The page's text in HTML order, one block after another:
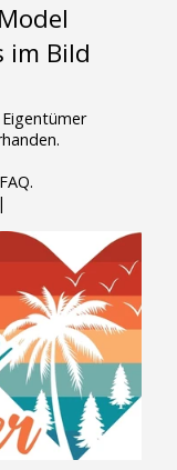
im Bild
|